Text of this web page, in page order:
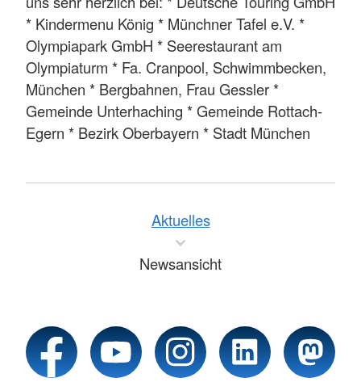
* Kindermenu König * Münchner Tafel e.V. *
Olympiapark GmbH * Seerestaurant am
Olympiaturm * Fa. Cranpool, Schwimmbecken,
München * Bergbahnen, Frau Gessler *
Gemeinde Unterhaching * Gemeinde Rottach-
Egern * Bezirk Oberbayern * Stadt München
Aktuelles
Newsansicht